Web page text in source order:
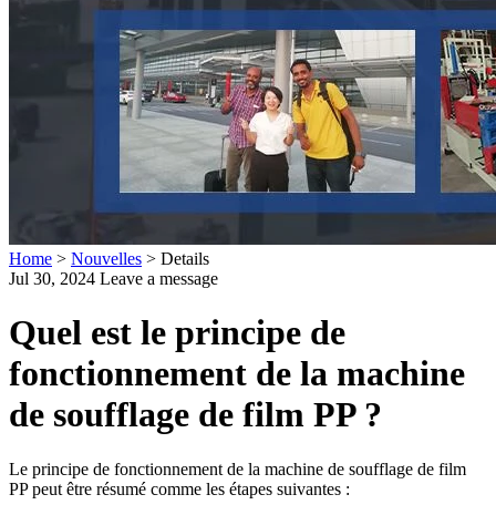
Home > Nouvelles > Details
Jul 30, 2024 Leave a message
Quel est le principe de
fonctionnement de la machine
de soufflage de film PP ?
Le principe de fonctionnement de la machine de soufflage de film
PP peut être résumé comme les étapes suivantes :